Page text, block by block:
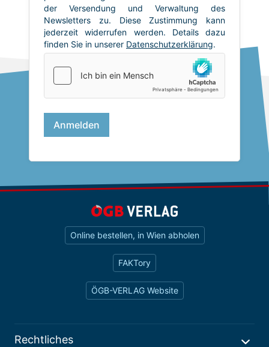
Online bestellen, in Wien abholen
FAKTory
ÖGB-VERLAG Website
Rechtliches